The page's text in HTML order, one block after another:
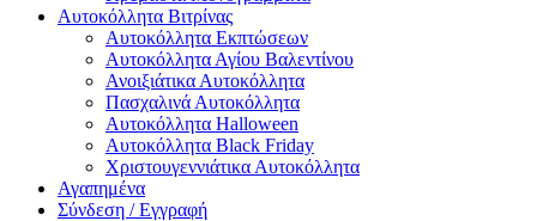
Αυτοκόλλητα Βιτρίνας
Αυτοκόλλητα Εκπτώσεων
Αυτοκόλλητα Αγίου Βαλεντίνου
Ανοιξιάτικα Αυτοκόλλητα
Πασχαλινά Αυτοκόλλητα
Αυτοκόλλητα Halloween
Αυτοκόλλητα Black Friday
Χριστουγεννιάτικα Αυτοκόλλητα
Αγαπημένα
Σύνδεση / Εγγραφή